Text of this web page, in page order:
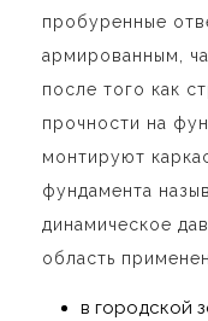
пробуренные
армированным,
после того как
прочности на
монтируют
фундамента
динамическое
область
в городской